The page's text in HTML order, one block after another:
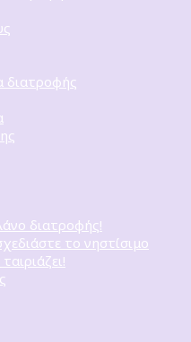
διατροφής!
το νηστίσιμο